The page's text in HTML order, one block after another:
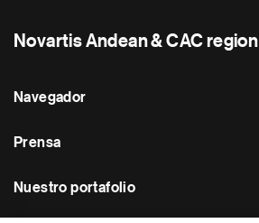
Novartis Andean & CAC region
Navegador
Prensa
Nuestro portafolio